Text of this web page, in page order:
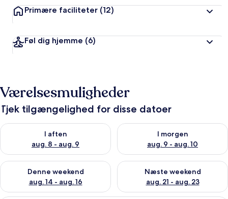
Primære faciliteter (12)
Føl dig hjemme (6)
Værelsesmuligheder
Tjek tilgængelighed for disse datoer
I aften
aug. 8 - aug. 9
Tjek tilgængelighed for i aften aug. 8 - aug. 9
I morgen
aug. 9 - aug. 10
Tjek tilgængelighed for i
Denne weekend
aug. 14 - aug. 16
Tjek tilgængelighed for denne weekend aug. 14 - aug. 16
Næste weekend
aug. 21 - aug. 23
Tjek tilgængelighed for næste